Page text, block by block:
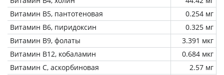
Витамин В5, пантотеновая
0.254 мг
Витамин В6, пиридоксин
0.325 мг
Витамин В9, фолаты
3.391 мкг
Витамин В12, кобаламин
0.684 мкг
Витамин C, аскорбиновая
2.57 мг